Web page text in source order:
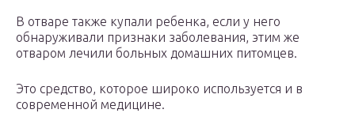
В отваре также купали ребенка, если у него
обнаруживали признаки заболевания, этим же
отваром лечили больных домашних питомцев.
Это средство, которое широко используется и в
современной медицине.